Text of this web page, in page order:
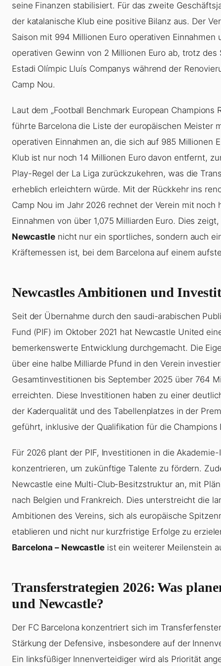
seine Finanzen stabilisiert. Für das zweite
der katalanische Klub eine positive Bilanz aus. Der
Saison mit 994 Millionen Euro operativen Einnahmen
operativen Gewinn von 2 Millionen Euro ab, trotz des
Estadi Olímpic Lluís Companys während der
Camp Nou.
Laut dem „Football Benchmark European Champions
führte Barcelona die Liste der europäischen Meister
operativen Einnahmen an, die sich auf 985 Millionen
Klub ist nur noch 14 Millionen Euro davon entfernt,
Play-Regel der La Liga zurückzukehren, was die
erheblich erleichtern würde. Mit der Rückkehr ins
Camp Nou im Jahr 2026 rechnet der Verein mit noch
Einnahmen von über 1,075 Milliarden Euro. Dies
Newcastle nicht nur ein sportliches, sondern auch
Kräftemessen ist, bei dem Barcelona auf einem
Newcastles Ambitionen und
Seit der Übernahme durch den saudi-arabischen
Fund (PIF) im Oktober 2021 hat Newcastle United
bemerkenswerte Entwicklung durchgemacht. Die
über eine halbe Milliarde Pfund in den Verein
Gesamtinvestitionen bis September 2025 über 764
erreichten. Diese Investitionen haben zu einer
der Kaderqualität und des Tabellenplatzes in der
geführt, inklusive der Qualifikation für die Champions
Für 2026 plant der PIF, Investitionen in die
konzentrieren, um zukünftige Talente zu fördern.
Newcastle eine Multi-Club-Besitzstruktur an, mit
nach Belgien und Frankreich. Dies unterstreicht die
Ambitionen des Vereins, sich als europäische
etablieren und nicht nur kurzfristige Erfolge zu
Barcelona – Newcastleist ein weiterer Meilenstein
Transferstrategien 2026: Was
und Newcastle?
Der FC Barcelona konzentriert sich im
Stärkung der Defensive, insbesondere auf der
Ein linksfüßiger Innenverteidiger wird als Priorität